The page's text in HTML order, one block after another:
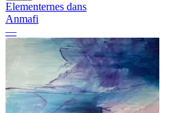
Elementernes dans
Anmafi
—